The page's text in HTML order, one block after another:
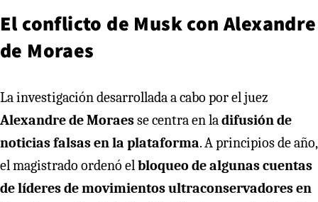
El conflicto de Musk con Alexandre
de Moraes
La investigación desarrollada a cabo por el juez
Alexandre de Moraesse centra en ladifusión de
noticias falsas en la plataforma. A principios de año,
el magistrado ordenó elbloqueo de algunas cuentas
de líderes de movimientos ultraconservadores en